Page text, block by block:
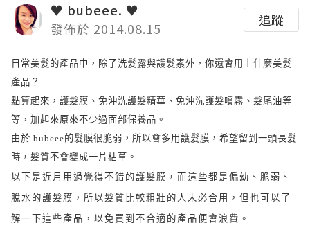
♥ bubeee. ♥
發佈於 2014.08.15
追蹤
日常美髮的產品中，除了洗髮露與護髮素外，你還會用上什麼美髮
產品？
點算起來，護髮膜、免沖洗護髮精華、免沖洗護髮噴霧、髮尾油等
等，加起來原來不少過面部保養品。
由於 bubeee的髮膜很脆弱，所以會多用護髮膜，希望留到一頭長髮
時，髮質不會變成一片枯草。
以下是近月用過覺得不錯的護髮膜，而這些都是偏幼、脆弱、
脫水的護髮膜，所以髮質比較粗壯的人未必合用，但也可以了
解一下這些產品，以免買到不合適的產品便會浪費。